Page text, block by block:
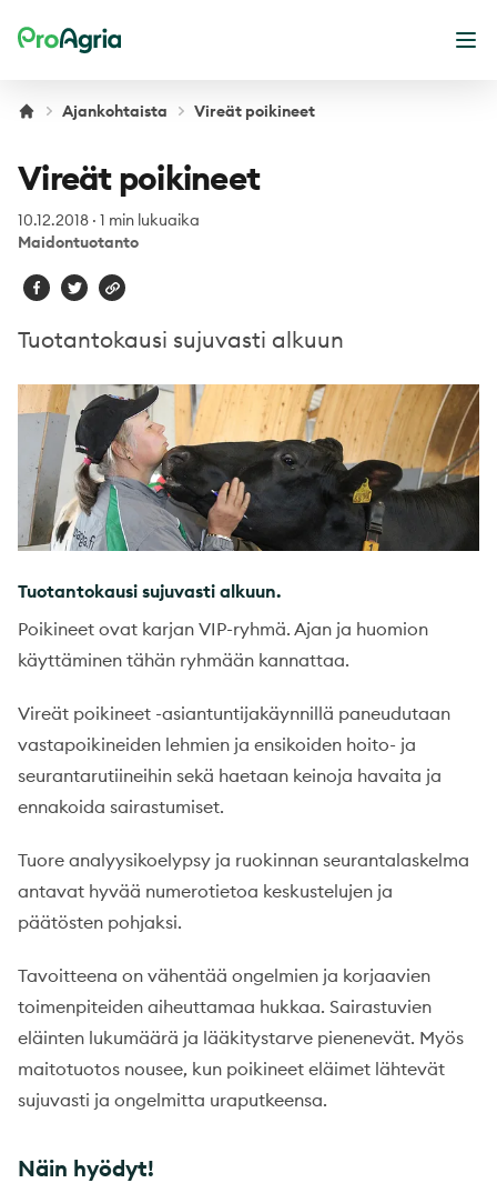
ProAgria
Ajankohtaista Vireät poikineet
Vireät poikineet
10.12.2018 · 1 min lukuaika
Maidontuotanto
Tuotantokausi sujuvasti alkuun
Tuotantokausi sujuvasti alkuun.
Poikineet ovat karjan VIP-ryhmä. Ajan ja huomion
käyttäminen tähän ryhmään kannattaa.
Vireät poikineet -asiantuntijakäynnillä paneudutaan
vastapoikineiden lehmien ja ensikoiden hoito- ja
seurantarutiineihin sekä haetaan keinoja havaita ja
ennakoida sairastumiset.
Tuore analyysikoelypsy ja ruokinnan seurantalaskelma
antavat hyvää numerotietoa keskustelujen ja
päätösten pohjaksi.
Tavoitteena on vähentää ongelmien ja korjaavien
toimenpiteiden aiheuttamaa hukkaa. Sairastuvien
eläinten lukumäärä ja lääkitystarve pienenevät. Myös
maitotuotos nousee, kun poikineet eläimet lähtevät
sujuvasti ja ongelmitta uraputkeensa.
Näin hyödyt!